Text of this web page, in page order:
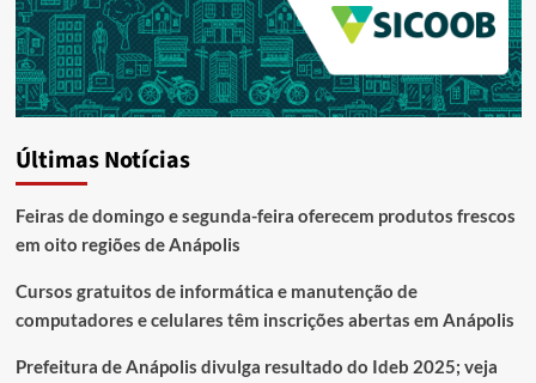
Últimas Notícias
Feiras de domingo e segunda-feira oferecem produtos frescos
em oito regiões de Anápolis
Cursos gratuitos de informática e manutenção de
computadores e celulares têm inscrições abertas em Anápolis
Prefeitura de Anápolis divulga resultado do Ideb 2025; veja